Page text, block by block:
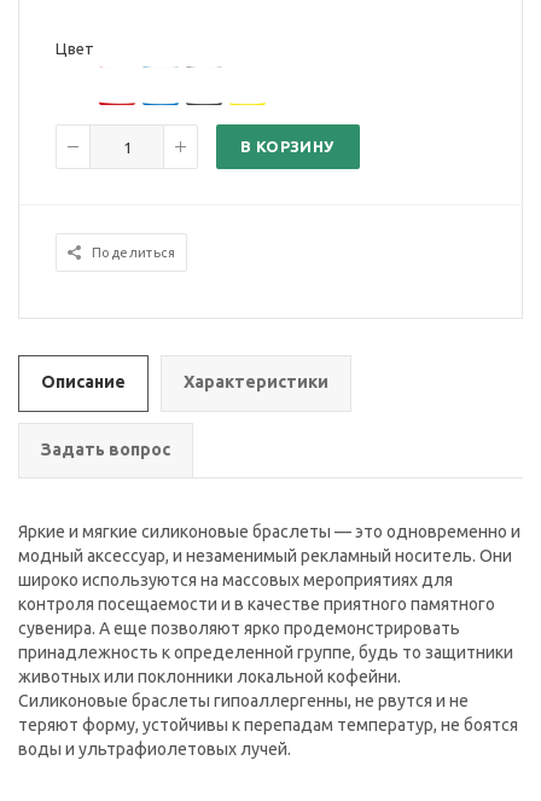
Цвет
В КОРЗИНУ
Поделиться
Описание Характеристики
Задать вопрос
Яркие и мягкие силиконовые браслеты — это одновременно и
модный аксессуар, и незаменимый рекламный носитель. Они
широко используются на массовых мероприятиях для
контроля посещаемости и в качестве приятного памятного
сувенира. А еще позволяют ярко продемонстрировать
принадлежность к определенной группе, будь то защитники
животных или поклонники локальной кофейни.
Силиконовые браслеты гипоаллергенны, не рвутся и не
теряют форму, устойчивы к перепадам температур, не боятся
воды и ультрафиолетовых лучей.